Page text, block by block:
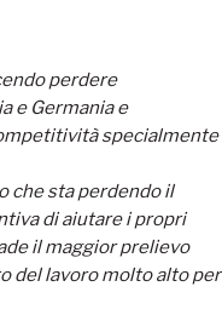
perdere
e Germania e
specialmente
che sta perdendo il
di aiutare i propri
il maggior prelievo
del lavoro molto alto per